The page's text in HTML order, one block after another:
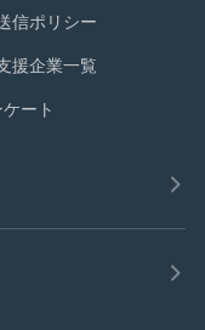
信ポリシー
援企業一覧
ート